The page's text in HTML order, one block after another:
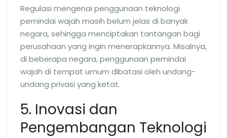
Regulasi mengenai penggunaan teknologi
pemindai wajah masih belum jelas di banyak
negara, sehingga menciptakan tantangan bagi
perusahaan yang ingin menerapkannya. Misalnya,
di beberapa negara, penggunaan pemindai
wajah di tempat umum dibatasi oleh undang-
undang privasi yang ketat.
5. Inovasi dan
Pengembangan Teknologi